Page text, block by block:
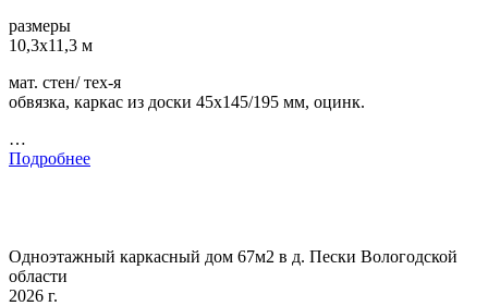
размеры
10,3х11,3 м
мат. стен/ тех-я
обвязка, каркас из доски 45х145/195 мм, оцинк.
…
Подробнее
Одноэтажный каркасный дом 67м2 в д. Пески Вологодской
области
2026 г.